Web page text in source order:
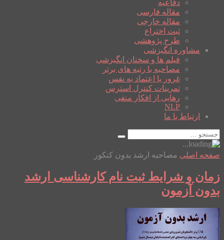
دفاعیه
مقاله فارسی
مقاله خارجی
ثبت اختراع
طرح پژوهشی
مشاوره انگیزشی
فیلم ها و سخنان انگیزشی
مصاحبه با رتبه های برتر
غرور یا اعتماد به نفس
تمرینات کنترل استرس
رهایی از افکار منفی
NLP
ارتباط با ما
صفحه اصلی مصاحبه ارشد بدون کنکور
زمان و شرایط ثبت نام کارشناسی ارشد
بدون آزمون